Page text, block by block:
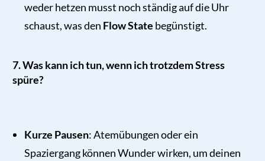
weder hetzen musst noch ständig auf die Uhr
schaust, was den Flow State begünstigt.
7. Was kann ich tun, wenn ich trotzdem Stress
spüre?
Kurze Pausen: Atemübungen oder ein
Spaziergang können Wunder wirken, um deinen